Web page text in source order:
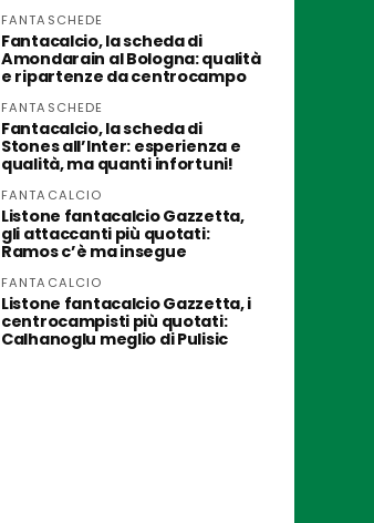
FANTASCHEDE
Fantacalcio, la scheda di
Amondarain al Bologna: qualità
e ripartenze da centrocampo
FANTASCHEDE
Fantacalcio, la scheda di
Stones all’Inter: esperienza e
qualità, ma quanti infortuni!
FANTACALCIO
Listone fantacalcio Gazzetta,
gli attaccanti più quotati:
Ramos c’è ma insegue
FANTACALCIO
Listone fantacalcio Gazzetta, i
centrocampisti più quotati:
Calhanoglu meglio di Pulisic